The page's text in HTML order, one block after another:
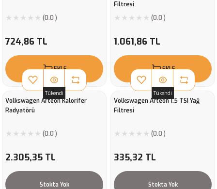
(0.0 )
724,86 TL
EKLE
Filtresi
(0.0 )
1.061,86 TL
EKLE
Tükendi
Volkswagen Arteon Kalorifer
Radyatörü
(0.0 )
2.305,35 TL
Stokta Yok
Tükendi
Volkswagen Arteon 1.5 TSI Yağ
Filtresi
(0.0 )
335,32 TL
Stokta Yok